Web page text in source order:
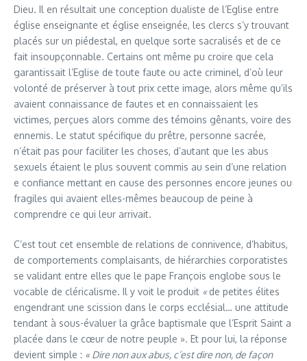
Dieu. Il en résultait une conception dualiste de l’Eglise entre
église enseignante et église enseignée, les clercs s’y trouvant
placés sur un piédestal, en quelque sorte sacralisés et de ce
fait insoupçonnable. Certains ont même pu croire que cela
garantissait l’Eglise de toute faute ou acte criminel, d’où leur
volonté de préserver à tout prix cette image, alors même qu’ils
avaient connaissance de fautes et en connaissaient les
victimes, perçues alors comme des témoins gênants, voire des
ennemis. Le statut spécifique du prêtre, personne sacrée,
n’était pas pour faciliter les choses, d’autant que les abus
sexuels étaient le plus souvent commis au sein d’une relation
e confiance mettant en cause des personnes encore jeunes ou
fragiles qui avaient elles-mêmes beaucoup de peine à
comprendre ce qui leur arrivait.
C’est tout cet ensemble de relations de connivence, d’habitus,
de comportements complaisants, de hiérarchies corporatistes
se validant entre elles que le pape François englobe sous le
vocable de cléricalisme. Il y voit le produit «de petites élites
engendrant une scission dans le corps ecclésial… une attitude
tendant à sous-évaluer la grâce baptismale que l’Esprit Saint a
placée dans le cœur de notre peuple ». Et pour lui, la réponse
devient simple : « Dire non aux abus, c’est dire non, de façon